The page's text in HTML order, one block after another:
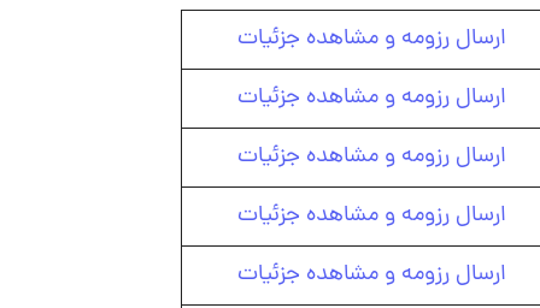
ارسال رزومه و مشاهده جزئیات
ارسال رزومه و مشاهده جزئیات
ارسال رزومه و مشاهده جزئیات
ارسال رزومه و مشاهده جزئیات
ارسال رزومه و مشاهده جزئیات